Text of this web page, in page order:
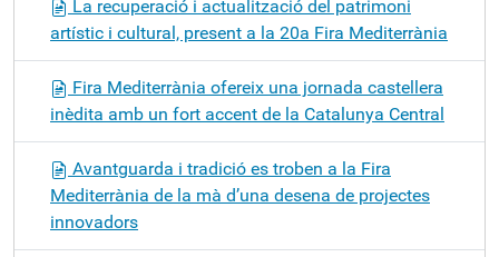
La recuperació i actualització del patrimoni
artístic i cultural, present a la 20a Fira Mediterrània
Fira Mediterrània ofereix una jornada castellera
inèdita amb un fort accent de la Catalunya Central
Avantguarda i tradició es troben a la Fira
Mediterrània de la mà d’una desena de projectes
innovadors